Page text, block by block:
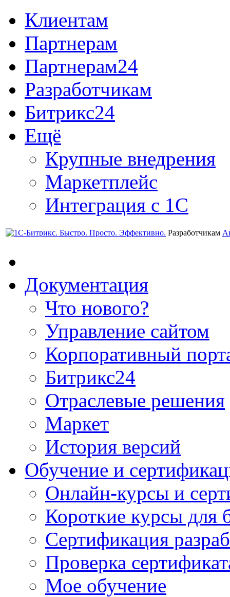
Клиентам
Партнерам
Партнерам24
Разработчикам
Битрикс24
Ещё
Крупные внедрения
Маркетплейс
Интеграция с 1С
Разработчикам
Документация
Что нового?
Управление сайтом
Корпоративный
Битрикс24
Отраслевые решения
Маркет
История версий
Обучение и
Онлайн-курсы и
Короткие курсы для
Сертификация
Проверка
Мое обучение